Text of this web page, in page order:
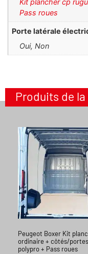
Kit plancher cp rugueux + côtés/portes cp ordinaire +
Pass roues
Porte latérale
Oui, Non
Produits de
Peugeot Boxer Kit
ordinaire + côtés/portes
polypro + Pass roues